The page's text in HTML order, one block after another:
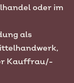
oder im
als
Kauffrau/-